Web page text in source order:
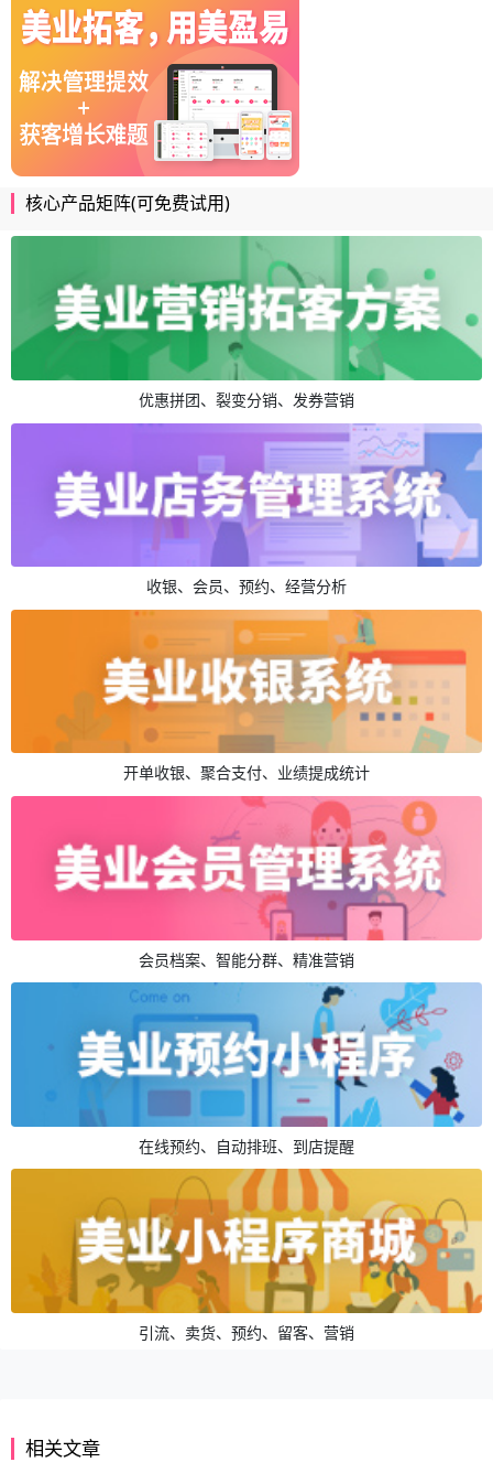
核心产品矩阵(可免费试用)
优惠拼团、裂变分销、发券营销
收银、会员、预约、经营分析
开单收银、聚合支付、业绩提成统计
会员档案、智能分群、精准营销
在线预约、自动排班、到店提醒
引流、卖货、预约、留客、营销
相关文章